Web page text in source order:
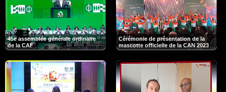
45e assemblée générale ordinaire
de la CAF
Cérémonie de présentation de la
mascotte officielle de la CAN 2023